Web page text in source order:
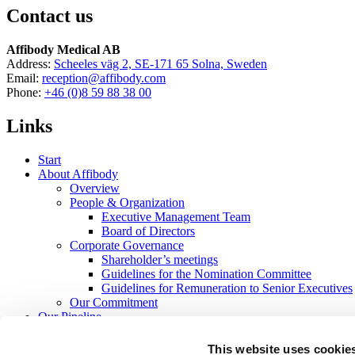
This website uses
Contact us
Affibody Medical AB
Address: Scheeles väg 2, SE-171 65 Solna, Sweden
Email: reception@affibody.com
Phone: +46 (0)8 59 88 38 00
Links
Start
About Affibody
Overview
People & Organization
Executive Management Team
Board of Directors
Corporate Governance
Shareholder’s meetings
Guidelines for the Nomination Committee
Guidelines for Remuneration to Senior Executives
Our Commitment
Our Pipeline